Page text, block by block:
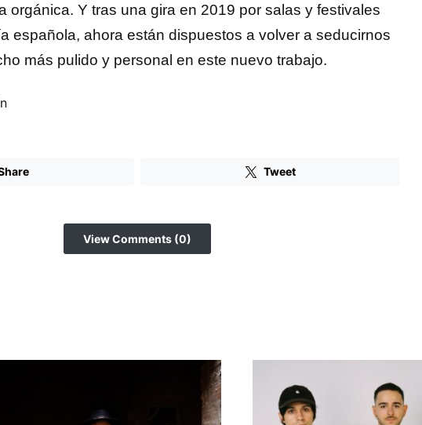
orgánica. Y tras una gira en 2019 por salas y festivales
española, ahora están dispuestos a volver a seducirnos
más pulido y personal en este nuevo trabajo.
Tweet
View Comments (0)